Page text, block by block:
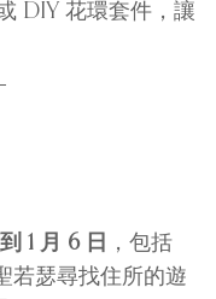
DIY 花環套件，讓
1 月 6 日
，包括
若瑟尋找住所的遊